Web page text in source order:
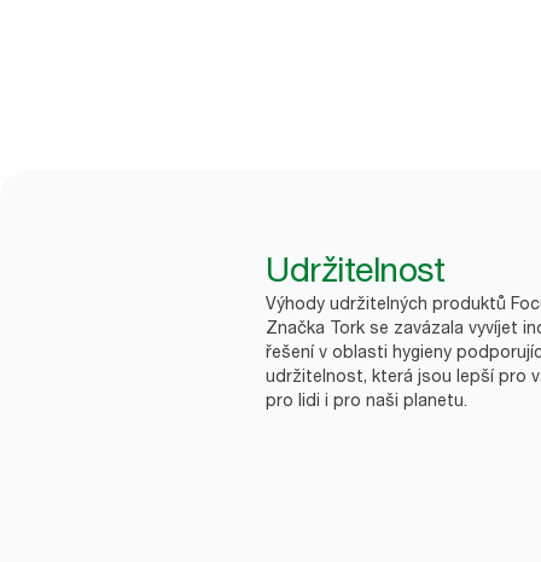
Udržitelnost
Výhody udržitelných produktů
Značka Tork se zavázala vyvíjet
řešení v oblasti hygieny
udržitelnost, která jsou lepší pro
pro lidi i pro naši planetu.